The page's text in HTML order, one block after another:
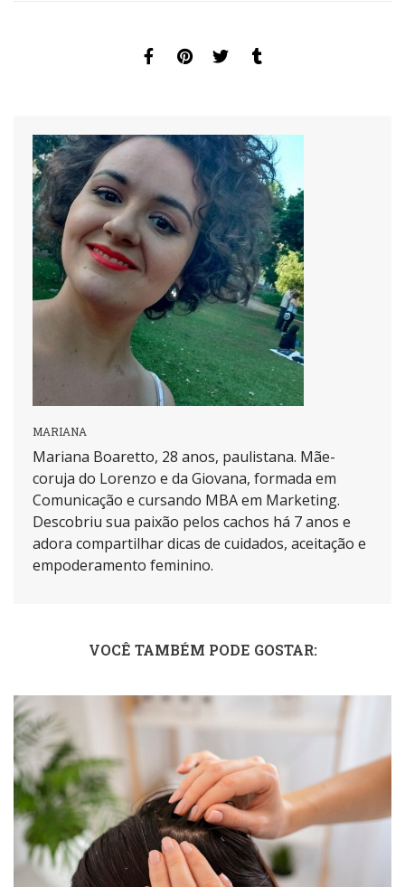
MARIANA
Mariana Boaretto, 28 anos, paulistana. Mãe-
coruja do Lorenzo e da Giovana, formada em
Comunicação e cursando MBA em Marketing.
Descobriu sua paixão pelos cachos há 7 anos e
adora compartilhar dicas de cuidados, aceitação e
empoderamento feminino.
VOCÊ TAMBÉM PODE GOSTAR: